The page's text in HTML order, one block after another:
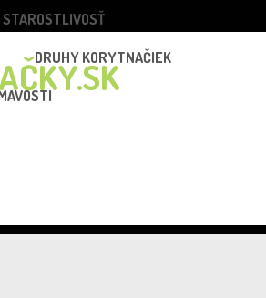
STAROSTLIVOSŤ
DRUHY KORYTNAČIEK